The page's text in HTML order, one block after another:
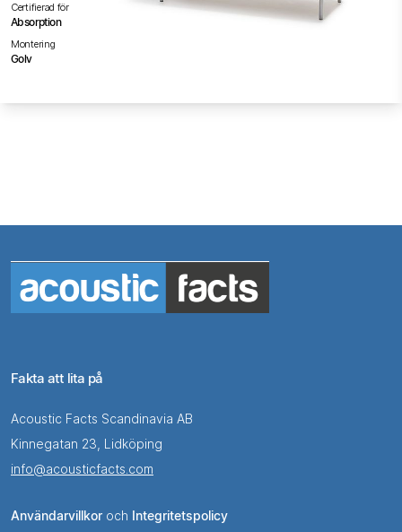
Certifierad för
Absorption
Montering
Golv
Fakta att lita på
Acoustic Facts Scandinavia AB
Kinnegatan 23, Lidköping
info@acousticfacts.com
Användarvillkor och Integritetspolicy